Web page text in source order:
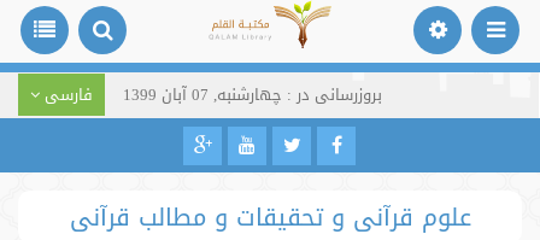
بروزرسانی در : چهارشنبه, 07 آبان 1399 فارسی
علوم قرآنی و تحقیقات و مطالب قرآنی